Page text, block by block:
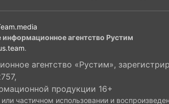
информационное агентство Рустим
.
агентство «Рустим»,
продукции 16+
частичном использовании и